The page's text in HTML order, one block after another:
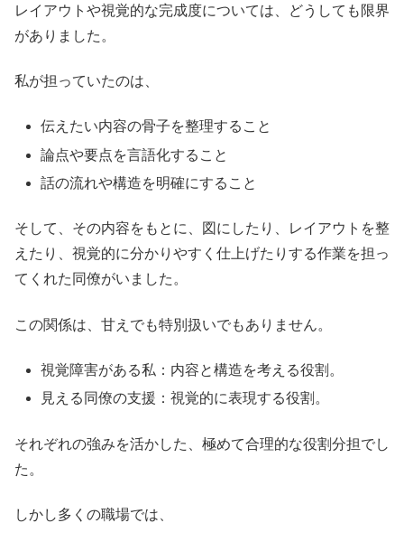
レイアウトや視覚的な完成度については、どうしても限界
がありました。
私が担っていたのは、
伝えたい内容の骨子を整理すること
論点や要点を言語化すること
話の流れや構造を明確にすること
そして、その内容をもとに、図にしたり、レイアウトを整
えたり、視覚的に分かりやすく仕上げたりする作業を担っ
てくれた同僚がいました。
この関係は、甘えでも特別扱いでもありません。
視覚障害がある私：内容と構造を考える役割。
見える同僚の支援：視覚的に表現する役割。
それぞれの強みを活かした、極めて合理的な役割分担でし
た。
しかし多くの職場では、